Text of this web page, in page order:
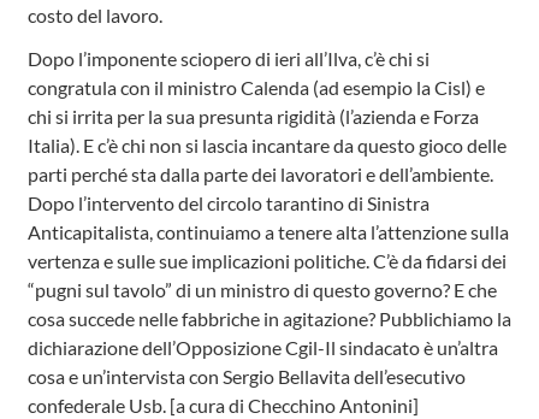
costo del lavoro.
Dopo l’imponente sciopero di ieri all’Ilva, c’è chi si
congratula con il ministro Calenda (ad esempio la Cisl) e
chi si irrita per la sua presunta rigidità (l’azienda e Forza
Italia). E c’è chi non si lascia incantare da questo gioco delle
parti perché sta dalla parte dei lavoratori e dell’ambiente.
Dopo l’intervento del circolo tarantino di Sinistra
Anticapitalista, continuiamo a tenere alta l’attenzione sulla
vertenza e sulle sue implicazioni politiche. C’è da fidarsi dei
“pugni sul tavolo” di un ministro di questo governo? E che
cosa succede nelle fabbriche in agitazione? Pubblichiamo la
dichiarazione dell’Opposizione Cgil-Il sindacato è un’altra
cosa e un’intervista con Sergio Bellavita dell’esecutivo
confederale Usb. [a cura di Checchino Antonini]